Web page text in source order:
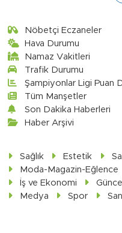
Nöbetçi Eczaneler
Hava Durumu
Namaz Vakitleri
Trafik Durumu
Şampiyonlar Ligi Puan
Tüm Manşetler
Son Dakika Haberleri
Haber Arşivi
Sağlık Estetik
Moda-Magazin-Eğlence
İş ve Ekonomi
Güncel
Medya
Spor